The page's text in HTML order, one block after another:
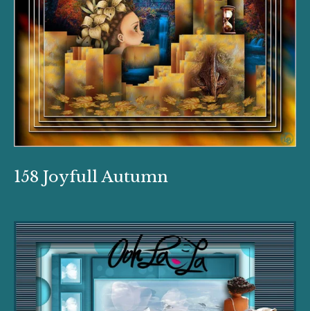
158 Joyfull Autumn